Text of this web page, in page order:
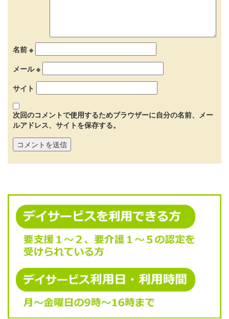
名前 ※
メール※
サイト
次回のコメントで使用するためブラウザーに自分の名前、メー
ルアドレス、サイトを保存する。